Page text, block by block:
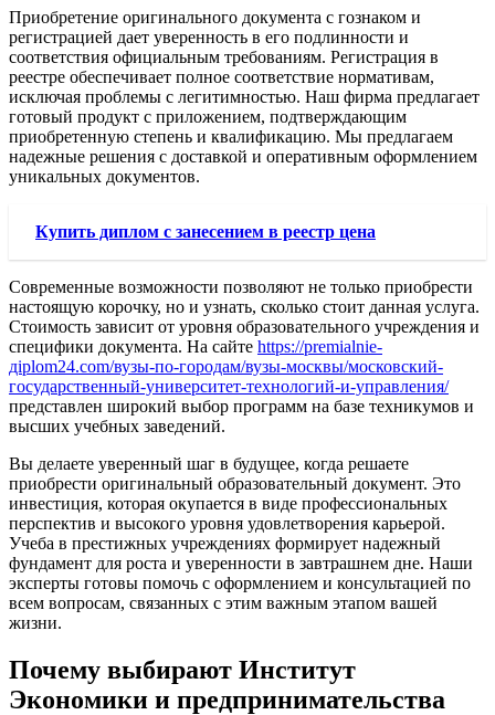
Приобретение оригинального документа с гознаком и
регистрацией дает уверенность в его подлинности и
соответствия официальным требованиям. Регистрация в
реестре обеспечивает полное соответствие нормативам,
исключая проблемы с легитимностью. Наш фирма предлагает
готовый продукт с приложением, подтверждающим
приобретенную степень и квалификацию. Мы предлагаем
надежные решения с доставкой и оперативным оформлением
уникальных документов.
Купить диплом с занесением в реестр цена
Современные возможности позволяют не только приобрести
настоящую корочку, но и узнать, сколько стоит данная услуга.
Стоимость зависит от уровня образовательного учреждения и
специфики документа. На сайте https://premialnie-
дiplom24.com/вузы-по-городам/вузы-москвы/московский-
государственный-университет-технологий-и-управления/
представлен широкий выбор программ на базе техникумов и
высших учебных заведений.
Вы делаете уверенный шаг в будущее, когда решаете
приобрести оригинальный образовательный документ. Это
инвестиция, которая окупается в виде профессиональных
перспектив и высокого уровня удовлетворения карьерой.
Учеба в престижных учреждениях формирует надежный
фундамент для роста и уверенности в завтрашнем дне. Наши
эксперты готовы помочь с оформлением и консультацией по
всем вопросам, связанных с этим важным этапом вашей
жизни.
Почему выбирают Институт
Экономики и предпринимательства